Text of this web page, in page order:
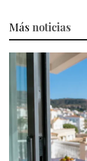
Más noticias